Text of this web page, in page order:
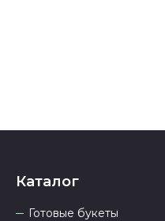
Каталог
Готовые букеты